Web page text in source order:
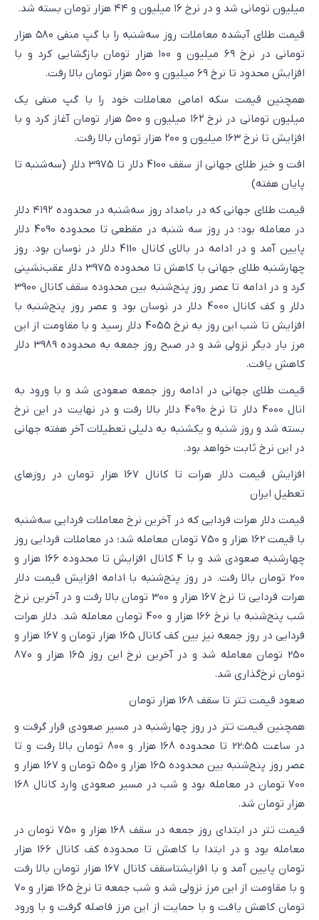
میلیون تومانی شد و در نرخ ۱۶ میلیون و ۴۴ هزار تومان بسته شد.
قیمت طلای آبشده معاملات روز سه‌شنبه را با گپ منفی ۵۸۰ هزار
تومانی در نرخ ۶۹ میلیون و ۱۰۰ هزار تومان بازگشایی کرد و با
افزایش محدود تا نرخ ۶۹ میلیون و ۵۰۰ هزار تومان بالا رفت.
همچنین قیمت سکه امامی معاملات خود را با گپ منفی یک
میلیون تومانی در نرخ ۱۶۲ میلیون و ۵۰۰ هزار تومان آغاز کرد و با
افزایش تا نرخ ۱۶۳ میلیون و ۲۰۰ هزار تومان بالا رفت.
افت و خیز طلای جهانی از سقف 4100 دلار تا 3975 دلار (سه‌شنبه تا
پایان هفته)
قیمت طلای جهانی که در بامداد روز سه‌شنبه در محدوده ۴۱۹۲ دلار
در معامله بود؛ در روز سه شنبه در مقطعی تا محدوده 4090 دلار
پایین آمد و در ادامه در بالای کانال 4110 دلار در نوسان بود. روز
چهارشنبه طلای جهانی با کاهش تا محدوده 3975 دلار عقب‌نشینی
کرد و در ادامه تا عصر روز پنج‌شنبه بین محدوده سقف کانال 3900
دلار و کف کانال 4000 دلار در نوسان بود و عصر روز پنج‌شنبه با
افزایش تا شب این روز به نرخ 4055 دلار رسید و با مقاومت از این
مرز بار دیگر نزولی شد و در صبح روز جمعه به محدوده 3989 دلار
کاهش یافت.
قیمت طلای جهانی در ادامه روز جمعه صعودی شد و با ورود به
انال 4000 دلار تا نرخ 4090 دلار بالا رفت و در نهایت در این نرخ
بسته شد و روز شنبه و یکشنبه به دلیلی تعطیلات آخر هفته جهانی
در این نرخ ثابت خواهد بود.
افزایش قیمت دلار هرات تا کانال 167 هزار تومان در روزهای
تعطیل ایران
قیمت دلار هرات فردایی که در آخرین نرخ معاملات فردایی سه‌شنبه
با قیمت 162 هزار و 750 تومان معامله شد؛ در معاملات فردایی روز
چهارشنبه صعودی شد و با 4 کانال افزایش تا محدوده 166 هزار و
200 تومان بالا رفت. در روز پنج‌شنبه با ادامه افزایش قیمت دلار
هرات فردایی تا نرخ 167 هزار و 300 تومان بالا رفت و در آخرین نرخ
شب پنج‌شنبه با نرخ 166 هزار و 400 تومان معامله شد. دلار هرات
فردایی در روز جمعه نیز بین کف کانال 165 هزار تومان و 167 هزار و
250 تومان معامله شد و در آخرین نرخ این روز 165 هزار و 870
تومان نرخ‌گذاری شد.
صعود قیمت تتر تا سقف 168 هزار تومان
همچنین قیمت تتر در روز چهارشنبه در مسیر صعودی قرار گرفت و
در ساعت 22:55 تا محدوده 168 هزار و 800 تومان بالا رفت و تا
عصر روز پنج‌شنبه بین محدوده 165 هزار و 550 تومان و 167 هزار و
700 تومان در معامله بود و شب در مسیر صعودی وارد کانال 168
هزار تومان شد.
قیمت تتر در ابتدای روز جمعه در سقف 168 هزار و 750 تومان در
معامله بود و در ابتدا با کاهش تا محدوده کف کانال 166 هزار
تومان پایین آمد و با افزایشتاسقف کانال 167 هزار تومان بالا رفت
و با مقاومت از این مرز نزولی شد و شب جمعه تا نرخ 165 هزار و 70
تومان کاهش یافت و با حمایت از این مرز فاصله گرفت و با ورود